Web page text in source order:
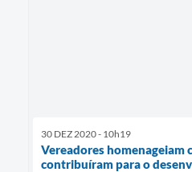
30 DEZ 2020 - 10h19
Vereadores homenageiam
contribuíram para o